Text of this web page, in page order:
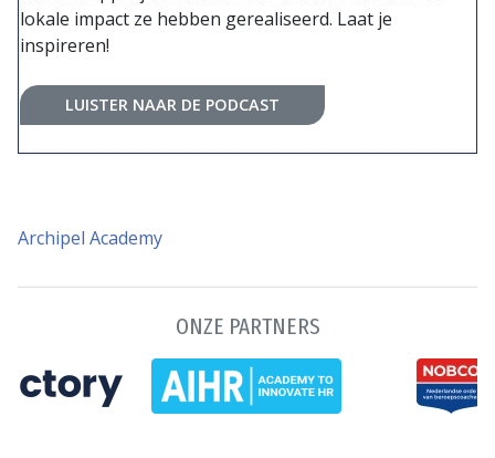
lokale impact ze hebben gerealiseerd. Laat je
inspireren!
LUISTER NAAR DE PODCAST
Archipel Academy
ONZE PARTNERS